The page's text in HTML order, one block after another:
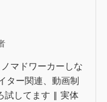
マドワーカーしな
ター関連、動画制
試してます ‖ 実体